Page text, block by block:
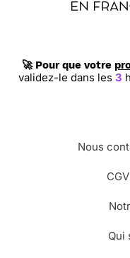
petit mot me plait
⭐⭐⭐⭐
Le 20/
mot qui en dit long
Le 01/07/
🚀 Pour que votre
validez-le dans les 3
Nous
Qui